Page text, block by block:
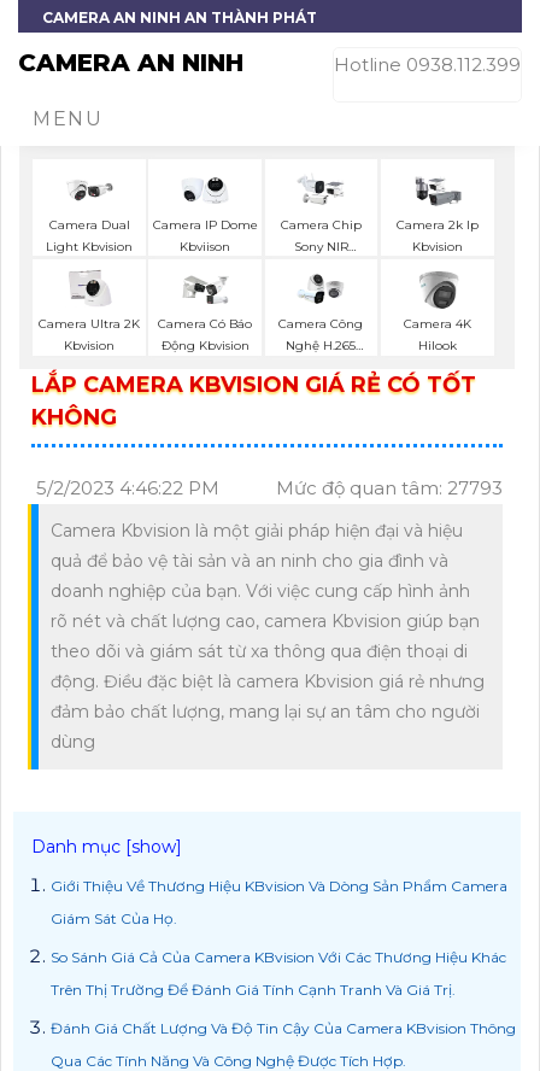
CAMERA AN NINH AN THÀNH PHÁT
CAMERA AN NINH Hotline 0938.112.399
MENU
Camera Dual
Light Kbvision
Camera IP Dome
Kbviison
Camera Chip
Sony NIR
Camera 2k Ip
Kbvision
Camera Ultra 2K
Kbvision
Camera Có Báo
Động Kbvision
Camera Công
Nghệ H.265
Camera 4K
Hilook
LẮP CAMERA KBVISION GIÁ RẺ CÓ TỐT
KHÔNG
5/2/2023 4:46:22 PM Mức độ quan tâm: 27793
Camera Kbvision là một giải pháp hiện đại và hiệu
quả để bảo vệ tài sản và an ninh cho gia đình và
doanh nghiệp của bạn. Với việc cung cấp hình ảnh
rõ nét và chất lượng cao, camera Kbvision giúp bạn
theo dõi và giám sát từ xa thông qua điện thoại di
động. Điều đặc biệt là camera Kbvision giá rẻ nhưng
đảm bảo chất lượng, mang lại sự an tâm cho người
dùng
Giới Thiệu Về Thương Hiệu KBvision Và Dòng Sản Phẩm Camera
Giám Sát Của Họ.
So Sánh Giá Cả Của Camera KBvision Với Các Thương Hiệu Khác
Trên Thị Trường Để Đánh Giá Tính Cạnh Tranh Và Giá Trị.
Đánh Giá Chất Lượng Và Độ Tin Cậy Của Camera KBvision Thông
Qua Các Tính Năng Và Công Nghệ Được Tích Hợp.